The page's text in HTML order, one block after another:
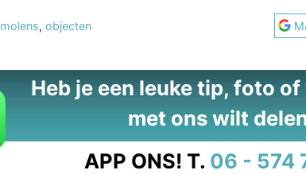
molens, objecten
Heb je een leuke tip, foto
met ons wilt
APP ONS! T. 06 - 574